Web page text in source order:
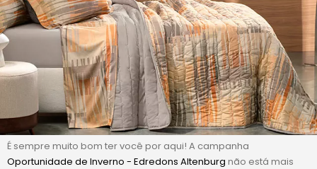
É sempre muito bom ter você por aqui! A campanha
Oportunidade de Inverno - Edredons Altenburg não está mais